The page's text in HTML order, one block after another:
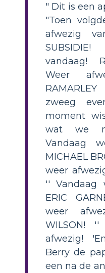
" Dit is een
"Toen
afwezig
vandaag!
Weer
zweeg
moment
wat we
Vandaag
MICHAEL
weer
'' Vandaag
ERIC
weer
WILSON!
afwezig!
Berry de
een na de